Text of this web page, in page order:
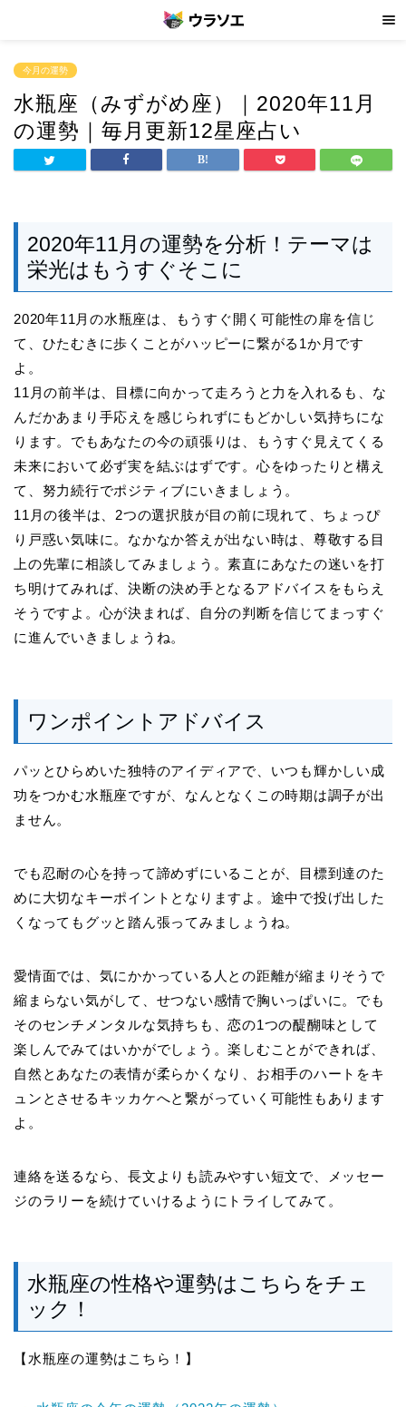
今月の運勢
水瓶座（みずがめ座）｜2020年11月
の運勢｜毎月更新12星座占い
2020年11月の運勢を分析！テーマは
栄光はもうすぐそこに
2020年11月の水瓶座は、もうすぐ開く可能性の扉を信じ
て、ひたむきに歩くことがハッピーに繋がる1か月です
よ。
11月の前半は、目標に向かって走ろうと力を入れるも、な
んだかあまり手応えを感じられずにもどかしい気持ちにな
ります。でもあなたの今の頑張りは、もうすぐ見えてくる
未来において必ず実を結ぶはずです。心をゆったりと構え
て、努力続行でポジティブにいきましょう。
11月の後半は、2つの選択肢が目の前に現れて、ちょっぴ
り戸惑い気味に。なかなか答えが出ない時は、尊敬する目
上の先輩に相談してみましょう。素直にあなたの迷いを打
ち明けてみれば、決断の決め手となるアドバイスをもらえ
そうですよ。心が決まれば、自分の判断を信じてまっすぐ
に進んでいきましょうね。
ワンポイントアドバイス
パッとひらめいた独特のアイディアで、いつも輝かしい成
功をつかむ水瓶座ですが、なんとなくこの時期は調子が出
ません。
でも忍耐の心を持って諦めずにいることが、目標到達のた
めに大切なキーポイントとなりますよ。途中で投げ出した
くなってもグッと踏ん張ってみましょうね。
愛情面では、気にかかっている人との距離が縮まりそうで
縮まらない気がして、せつない感情で胸いっぱいに。でも
そのセンチメンタルな気持ちも、恋の1つの醍醐味として
楽しんでみてはいかがでしょう。楽しむことができれば、
自然とあなたの表情が柔らかくなり、お相手のハートをキ
ュンとさせるキッカケへと繋がっていく可能性もあります
よ。
連絡を送るなら、長文よりも読みやすい短文で、メッセー
ジのラリーを続けていけるようにトライしてみて。
水瓶座の性格や運勢はこちらをチェ
ック！
【水瓶座の運勢はこちら！】